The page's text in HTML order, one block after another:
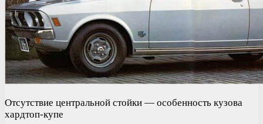
Отсутствие центральной стойки — особенность кузова
хардтоп-купе